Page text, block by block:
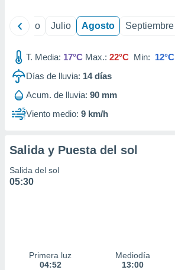
Junio Julio Agosto Septiembre
T. Media: 17°C Max.: 22°C Min: 12°C
Días de lluvia: 14días
Acum. de lluvia: 90 mm
Viento medio: 9 km/h
Salida y Puesta del sol
Salida del sol
05:30
Primera luz
04:52
Mediodía
13:00